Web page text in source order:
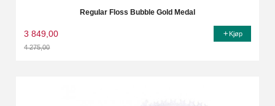
Regular Floss Bubble Gold Medal
3 849,00
4 275,00
Kjøp